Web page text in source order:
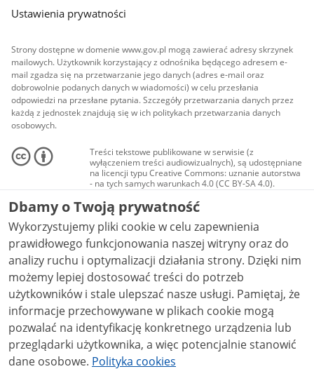
Ustawienia prywatności
Strony dostępne w domenie www.gov.pl mogą zawierać adresy skrzynek
mailowych. Użytkownik korzystający z odnośnika będącego adresem e-
mail zgadza się na przetwarzanie jego danych (adres e-mail oraz
dobrowolnie podanych danych w wiadomości) w celu przesłania
odpowiedzi na przesłane pytania. Szczegóły przetwarzania danych przez
każdą z jednostek znajdują się w ich politykach przetwarzania danych
osobowych.
Treści tekstowe publikowane w serwisie (z
wyłączeniem treści audiowizualnych), są udostępniane
na licencji typu Creative Commons: uznanie autorstwa
- na tych samych warunkach 4.0 (CC BY-SA 4.0).
Materiały audiowizualne, w tym zdjęcia, materiały
audio i wideo, są udostępniane na licencji typu
Creative Commons: uznanie autorstwa użycie
niekomercyjne - bez utworów zależnych 4.0 (CC BY-
NC-ND 4.0), o ile nie jest to stwierdzone inaczej.
Dbamy o Twoją prywatność
Wykorzystujemy pliki cookie w celu zapewnienia
prawidłowego funkcjonowania naszej witryny oraz do
analizy ruchu i optymalizacji działania strony. Dzięki nim
możemy lepiej dostosować treści do potrzeb
użytkowników i stale ulepszać nasze usługi. Pamiętaj, że
informacje przechowywane w plikach cookie mogą
pozwalać na identyfikację konkretnego urządzenia lub
przeglądarki użytkownika, a więc potencjalnie stanowić
dane osobowe. Polityka cookies